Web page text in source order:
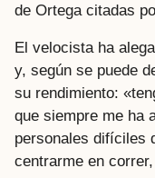
de Ortega citadas
El velocista ha
y, según se puede
su rendimiento:
que siempre me ha
personales difíciles
centrarme en